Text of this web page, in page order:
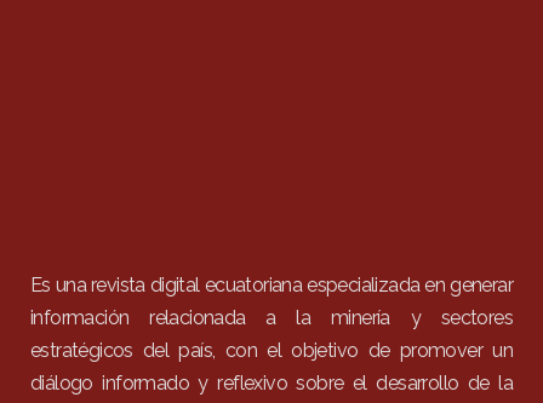
Es una revista digital ecuatoriana especializada en generar
información relacionada a la minería y sectores
estratégicos del país, con el objetivo de promover un
diálogo informado y reflexivo sobre el desarrollo de la